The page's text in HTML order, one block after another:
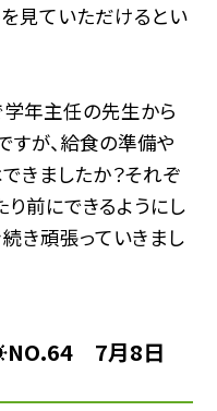
見ていただけるとい
学年主任の先生から
すが、給食の準備や
きましたか？それぞ
前にできるようにし
き頑張っていきまし
☀NO.64 7月8日